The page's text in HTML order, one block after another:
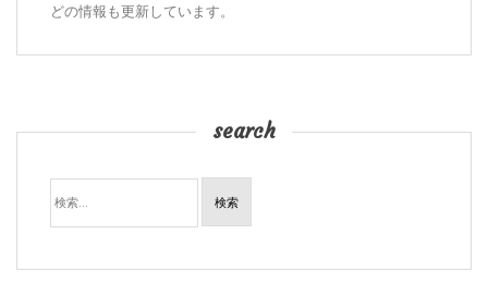
どの情報も更新しています。
search
検
索: